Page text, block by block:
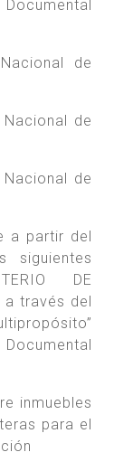
de
de
de
a partir del
DE
a través del
inmuebles
para el